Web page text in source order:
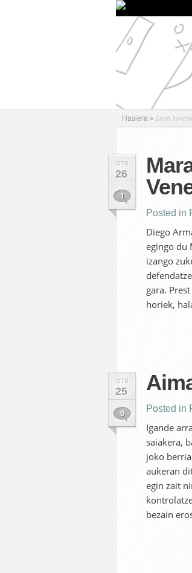
Hasiera » Data
OTS
26
1
Posted in
Diego
egingo du
izango
gara.
horiek,
OTS
25
0 Posted in
Igande
saiakera,
joko
aukeran
egin zait
bezain